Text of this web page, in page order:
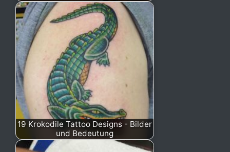
19 Krokodile Tattoo Designs - Bilder
und Bedeutung